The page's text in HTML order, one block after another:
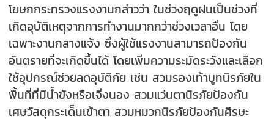
โฆษกกระทรวงแรงงานกล่าวว่า ในช่วงฤดูฝนเป็นช่วงที่
เกิดอุบัติเหตุจากการทำงานมากกว่าช่วงเวลาอื่น โดย
เฉพาะงานกลางแจ้ง ซึ่งผู้ใช้แรงงานสามารถป้องกัน
อันตรายที่จะเกิดขึ้นได้ โดยเพิ่มความระมัดระวังและเลือก
ใช้อุปกรณ์ช่วยลดอุบัติภัย เช่น สวมรองเท้าบูทนิรภัยใน
พื้นที่ที่มีน้ำขังหรือเจิ่งนอง สวมแว่นตานิรภัยป้องกัน
เศษวัสดุกระเด็นเข้าตา สวมหมวกนิรภัยป้องกันศีรษะ